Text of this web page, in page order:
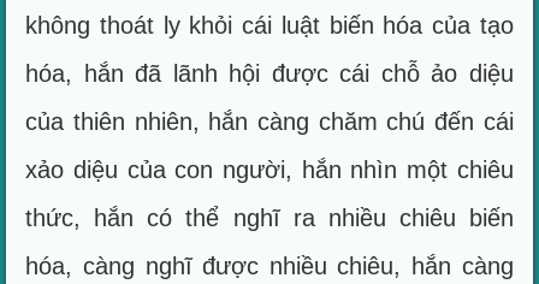
không thoát ly khỏi cái luật biến hóa của tạo
hóa, hắn đã lãnh hội được cái chỗ ảo diệu
của thiên nhiên, hắn càng chăm chú đến cái
xảo diệu của con người, hắn nhìn một chiêu
thức, hắn có thể nghĩ ra nhiều chiêu biến
hóa, càng nghĩ được nhiều chiêu, hắn càng